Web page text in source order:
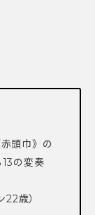
頭巾》の
の変奏
歳）